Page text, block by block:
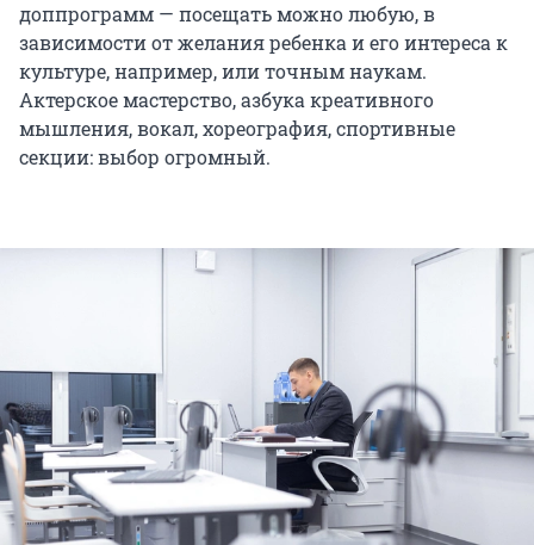
доппрограмм — посещать можно любую, в
зависимости от желания ребенка и его интереса к
культуре, например, или точным наукам.
Актерское мастерство, азбука креативного
мышления, вокал, хореография, спортивные
секции: выбор огромный.